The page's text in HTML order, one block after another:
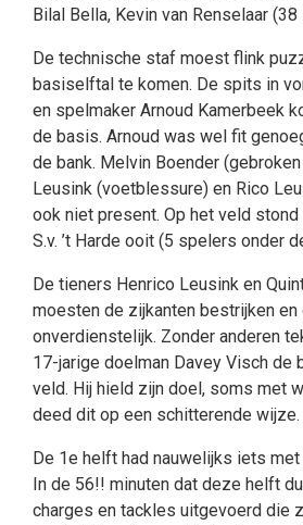
Bilal Bella, Kevin van Renselaar
De technische staf moest flink
basiselftal te komen. De spits in
en spelmaker Arnoud Kamerbeek
de basis. Arnoud was wel fit
de bank. Melvin Boender
Leusink (voetblessure) en Rico
ook niet present. Op het veld
S.v. ’t Harde ooit (5 spelers onder
De tieners Henrico Leusink en
moesten de zijkanten bestrijken
onverdienstelijk. Zonder anderen
17-jarige doelman Davey Visch de
veld. Hij hield zijn doel, soms met
deed dit op een schitterende wijze.
De 1e helft had nauwelijks iets
In de 56!! minuten dat deze helft
charges en tackles uitgevoerd die